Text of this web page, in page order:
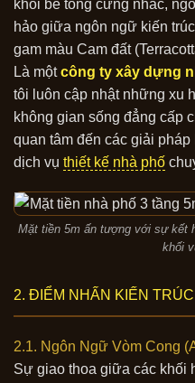
Trường Học
Văn Phòng Làm Việc
Giới thiệu
Liên hệ
khối bê tông cứng nhắc,
hảo giữa ngôn ngữ kiến
gam màu Cam đất
Là mộtcông ty xây dựng
tôi luôn cập nhật những xu
không gian sống đẳng cấp
quan tâm đến các giải
dịch vụ thiết kế nhà phố
Mặt tiền 5m ấn tượng với sự kết
khối
2. ĐIỂM NHẤN KIẾN
2.1. Ngôn Ngữ Vòm Cong
Sự giao thoa giữa các khối